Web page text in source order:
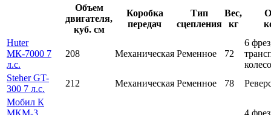
Объем
двигателя,
куб. см
Коробка
передач
Тип
сцепления
Вес,
кг
Huter
МК-7000 7
л.с.
208 Механическая Ременное 72
6
Steher GT-
300 7 л.с.
212 Механическая Ременное 78
Мобил К
МКМ-3
4